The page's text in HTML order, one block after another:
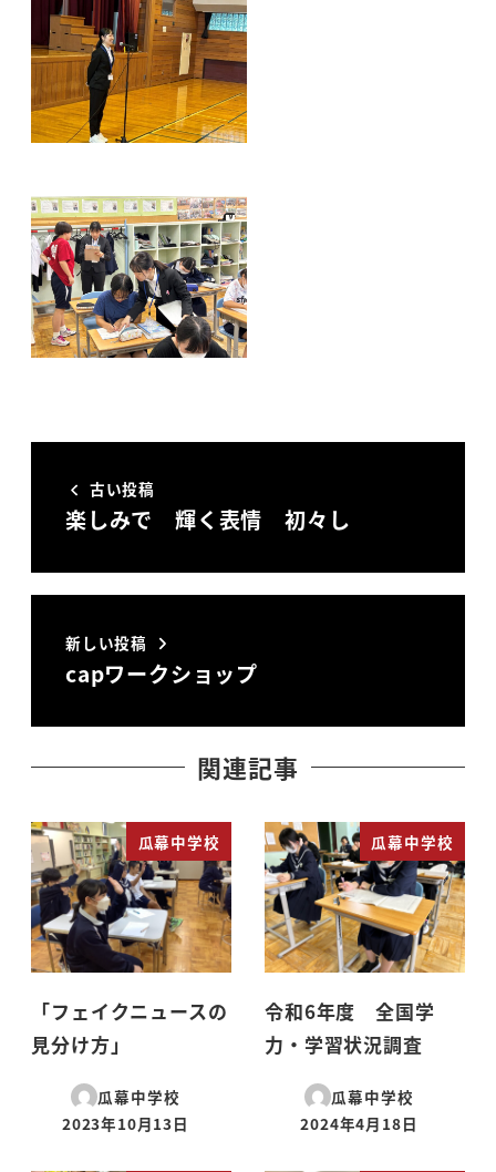
古い投稿
楽しみで 輝く表情 初々し
新しい投稿
capワークショップ
関連記事
瓜幕中学校
「フェイクニュースの
見分け方」
瓜幕中学校
投稿日
2023年10月13日
瓜幕中学校
令和6年度 全国学
力・学習状況調査
瓜幕中学校
投稿日
2024年4月18日